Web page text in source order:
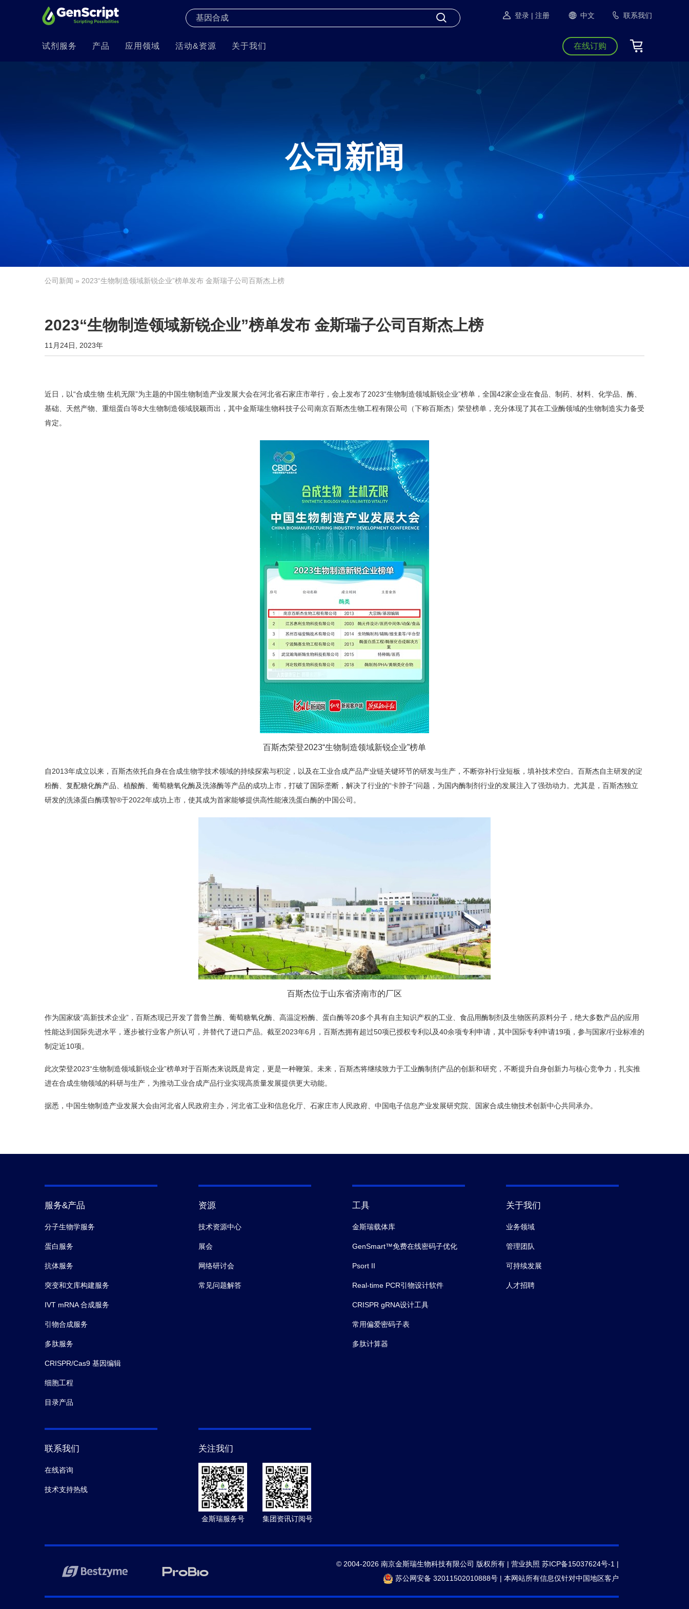
登录 | 注册 中文 联系我们
试剂服务 产品 应用领域 活动&资源 关于我们 在线订购
公司新闻
公司新闻 » 2023“生物制造领域新锐企业”榜单发布 金斯瑞子公司百斯杰上榜
2023“生物制造领域新锐企业”榜单发布 金斯瑞子公司百斯杰上榜
11月24日, 2023年
近日，以“合成生物 生机无限”为主题的中国生物制造产业发展大会在河北省石家庄市举行，会上发布了2023“生物制造领域新锐企业”榜单，全国42家企业在食品、制药、材料、化学品、酶、
基础、天然产物、重组蛋白等8大生物制造领域脱颖而出，其中金斯瑞生物科技子公司南京百斯杰生物工程有限公司（下称百斯杰）荣登榜单，充分体现了其在工业酶领域的生物制造实力备受
肯定。
百斯杰荣登2023“生物制造领域新锐企业”榜单
自2013年成立以来，百斯杰依托自身在合成生物学技术领域的持续探索与积淀，以及在工业合成产品产业链关键环节的研发与生产，不断弥补行业短板，填补技术空白。百斯杰自主研发的淀
粉酶、复配糖化酶产品、植酸酶、葡萄糖氧化酶及洗涤酶等产品的成功上市，打破了国际垄断，解决了行业的“卡脖子”问题，为国内酶制剂行业的发展注入了强劲动力。尤其是，百斯杰独立
研发的洗涤蛋白酶璞智®于2022年成功上市，使其成为首家能够提供高性能液洗蛋白酶的中国公司。
百斯杰位于山东省济南市的厂区
作为国家级“高新技术企业”，百斯杰现已开发了普鲁兰酶、葡萄糖氧化酶、高温淀粉酶、蛋白酶等20多个具有自主知识产权的工业、食品用酶制剂及生物医药原料分子，绝大多数产品的应用
性能达到国际先进水平，逐步被行业客户所认可，并替代了进口产品。截至2023年6月，百斯杰拥有超过50项已授权专利以及40余项专利申请，其中国际专利申请19项，参与国家/行业标准的
制定近10项。
此次荣登2023“生物制造领域新锐企业”榜单对于百斯杰来说既是肯定，更是一种鞭策。未来，百斯杰将继续致力于工业酶制剂产品的创新和研究，不断提升自身创新力与核心竞争力，扎实推
进在合成生物领域的科研与生产，为推动工业合成产品行业实现高质量发展提供更大动能。
据悉，中国生物制造产业发展大会由河北省人民政府主办，河北省工业和信息化厅、石家庄市人民政府、中国电子信息产业发展研究院、国家合成生物技术创新中心共同承办。
服务&产品
分子生物学服务
蛋白服务
抗体服务
突变和文库构建服务
IVT mRNA 合成服务
引物合成服务
多肽服务
CRISPR/Cas9 基因编辑
细胞工程
目录产品
资源
技术资源中心
展会
网络研讨会
常见问题解答
工具
金斯瑞载体库
GenSmart™免费在线密码子优化
Psort II
Real-time PCR引物设计软件
CRISPR gRNA设计工具
常用偏爱密码子表
多肽计算器
关于我们
业务领域
管理团队
可持续发展
人才招聘
联系我们
在线咨询
技术支持热线
关注我们
金斯瑞服务号 集团资讯订阅号
© 2004-2026 南京金斯瑞生物科技有限公司 版权所有 | 营业执照 苏ICP备15037624号-1 |
苏公网安备 32011502010888号| 本网站所有信息仅针对中国地区客户